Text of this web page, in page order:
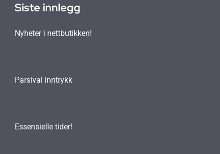
Siste innlegg
Nyheter i nettbutikken!
Parsival inntrykk
Essensielle tider!